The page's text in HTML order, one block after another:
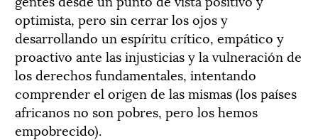
optimista, pero sin cerrar los ojos y
desarrollando un espíritu crítico, empático y
proactivo ante las injusticias y la vulneración de
los derechos fundamentales, intentando
comprender el origen de las mismas (los países
africanos no son pobres, pero los hemos
empobrecido).